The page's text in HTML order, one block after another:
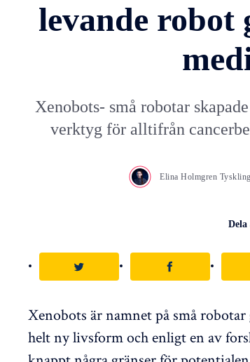
levande robot
Xenobots- små robotar
verktyg för alltifrån
Elina Holmgren Tyskling
Xenobots är namnet på små
helt ny livsform och enligt en av